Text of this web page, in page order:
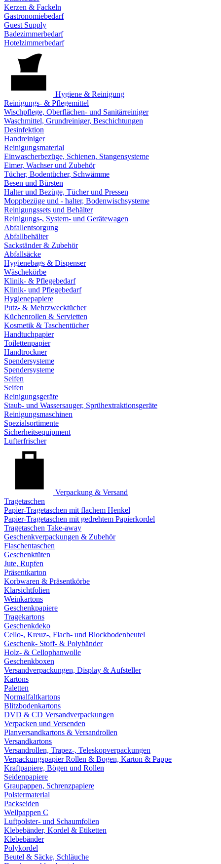
Kerzen & Fackeln
Gastronomiebedarf
Guest Supply
Badezimmerbedarf
Hotelzimmerbedarf
Hygiene & Reinigung
Reinigungs- & Pflegemittel
Wischpflege, Oberflächen- und Sanitärreiniger
Waschmittel, Grundreiniger, Beschichtungen
Desinfektion
Handreiniger
Reinigungsmaterial
Einwascherbezüge, Schienen, Stangensysteme
Eimer, Wachser und Zubehör
Tücher, Bodentücher, Schwämme
Besen und Bürsten
Halter und Bezüge, Tücher und Pressen
Moppbezüge und - halter, Bodenwischsysteme
Reinigungssets und Behälter
Reinigungs-, System- und Gerätewagen
Abfallentsorgung
Abfallbehälter
Sackständer & Zubehör
Abfallsäcke
Hygienebags & Dispenser
Wäschekörbe
Klinik- & Pflegebedarf
Klinik- und Pflegebedarf
Hygienepapiere
Putz- & Mehrzwecktücher
Küchenrollen & Servietten
Kosmetik & Taschentücher
Handtuchpapier
Toilettenpapier
Handtrockner
Spendersysteme
Spendersysteme
Seifen
Seifen
Reinigungsgeräte
Staub- und Wassersauger, Sprühextraktionsgeräte
Reinigungsmaschinen
Spezialsortimente
Sicherheitsequipment
Lufterfrischer
Verpackung & Versand
Tragetaschen
Papier-Tragetaschen mit flachem Henkel
Papier-Tragetaschen mit gedrehtem Papierkordel
Tragetaschen Take-away
Geschenkverpackungen & Zubehör
Flaschentaschen
Geschenktüten
Jute, Rupfen
Präsentkarton
Korbwaren & Präsentkörbe
Klarsichtfolien
Weinkartons
Geschenkpapiere
Tragekartons
Geschenkdeko
Cello-, Kreuz-, Flach- und Blockbodenbeutel
Geschenk- Stoff- & Polybänder
Holz- & Cellophanwolle
Geschenkboxen
Versandverpackungen, Display & Aufsteller
Kartons
Paletten
Normalfaltkartons
Blitzbodenkartons
DVD & CD Versandverpackungen
Verpacken und Versenden
Planversandkartons & Versandrollen
Versandkartons
Versandrollen, Trapez-, Teleskopverpackungen
Verpackungspapier Rollen & Bogen, Karton & Pappe
Kraftpapiere, Bögen und Rollen
Seidenpapiere
Graupappen, Schrenzpapiere
Polstermaterial
Packseiden
Wellpappen C
Luftpolster- und Schaumfolien
Klebebänder, Kordel & Etiketten
Klebebänder
Polykordel
Beutel & Säcke, Schläuche